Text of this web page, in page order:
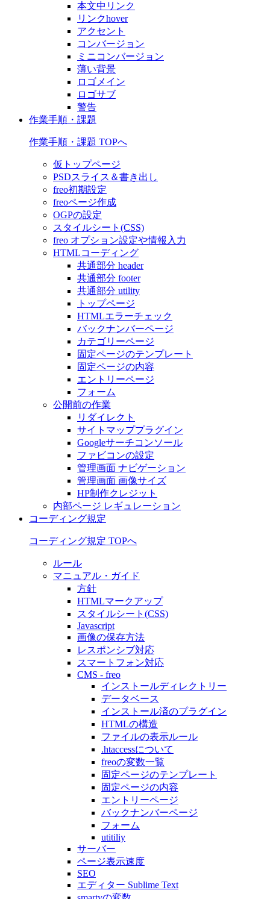
本文中リンク
リンクhover
アクセント
コンバージョン
ミニコンバージョン
薄い背景
ロゴメイン
ロゴサブ
警告
作業手順・課題
作業手順・課題 TOPへ
仮トップページ
PSDスライス＆書き出し
freo初期設定
freoページ作成
OGPの設定
スタイルシート(CSS)
freo オプション設定や情報入力
HTMLコーディング
共通部分 header
共通部分 footer
共通部分 utility
トップページ
HTMLエラーチェック
バックナンバーページ
カテゴリーページ
固定ページのテンプレート
固定ページの内容
エントリーページ
フォーム
公開前の作業
リダイレクト
サイトマッププラグイン
Googleサーチコンソール
ファビコンの設定
管理画面 ナビゲーション
管理画面 画像サイズ
HP制作クレジット
内部ページ レギュレーション
コーディング規定
コーディング規定 TOPへ
ルール
マニュアル・ガイド
方針
HTMLマークアップ
スタイルシート(CSS)
Javascript
画像の保存方法
レスポンシブ対応
スマートフォン対応
CMS - freo
インストールディレクトリー
データベース
インストール済のプラグイン
HTMLの構造
ファイルの表示ルール
.htaccessについて
freoの変数一覧
固定ページのテンプレート
固定ページの内容
エントリーページ
バックナンバーページ
フォーム
utitiliy
サーバー
ページ表示速度
SEO
エディター Sublime Text